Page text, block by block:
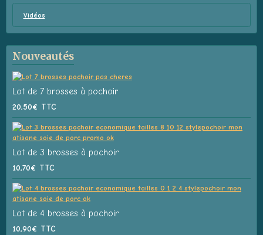
Vidéos
Nouveautés
Lot de 7 brosses à pochoir
20,50€ TTC
Lot de 3 brosses à pochoir
10,70€ TTC
Lot de 4 brosses à pochoir
10,90€ TTC